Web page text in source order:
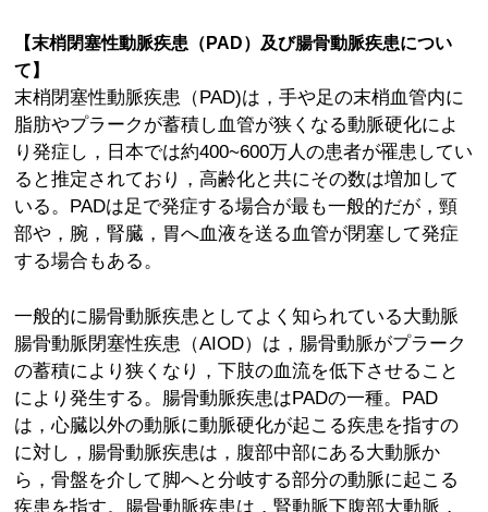
【末梢閉塞性動脈疾患（PAD）及び腸骨動脈疾患につい
て】
末梢閉塞性動脈疾患（PAD)は，手や足の末梢血管内に
脂肪やプラークが蓄積し血管が狭くなる動脈硬化によ
り発症し，日本では約400~600万人の患者が罹患してい
ると推定されており，高齢化と共にその数は増加して
いる。PADは足で発症する場合が最も一般的だが，頸
部や，腕，腎臓，胃へ血液を送る血管が閉塞して発症
する場合もある。
一般的に腸骨動脈疾患としてよく知られている大動脈
腸骨動脈閉塞性疾患（AIOD）は，腸骨動脈がプラーク
の蓄積により狭くなり，下肢の血流を低下させること
により発生する。腸骨動脈疾患はPADの一種。PAD
は，心臓以外の動脈に動脈硬化が起こる疾患を指すの
に対し，腸骨動脈疾患は，腹部中部にある大動脈か
ら，骨盤を介して脚へと分岐する部分の動脈に起こる
疾患を指す。腸骨動脈疾患は，腎動脈下腹部大動脈，